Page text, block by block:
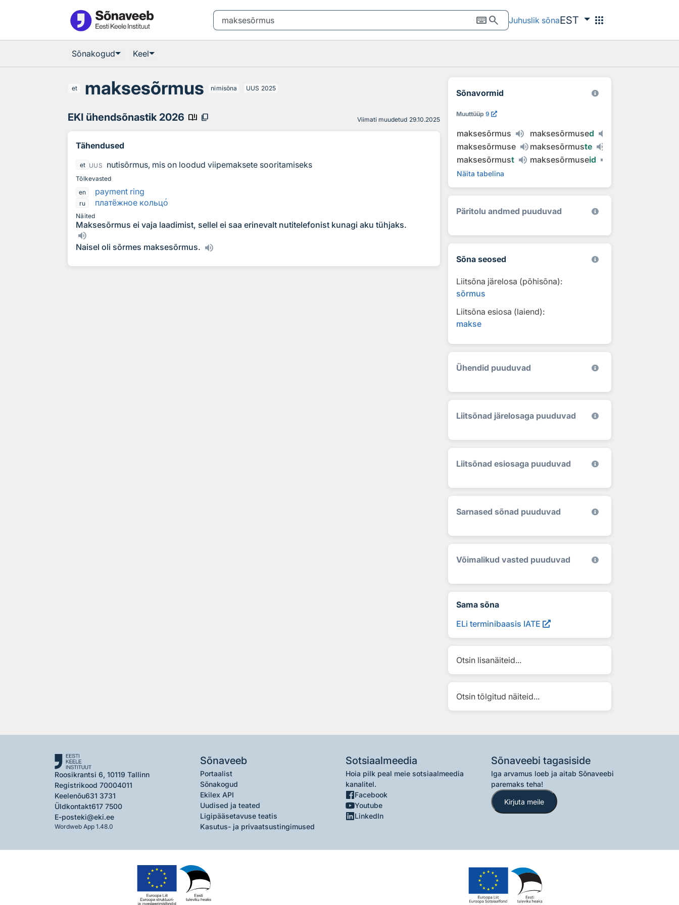
keyboardsearch Juhuslik sõnaEST apps
Sõnakogud Keel
et maksesõrmus nimisõna UUS 2025
EKI ühendsõnastik 2026 book_ribbon content_copy Viimati muudetud 29.10.2025
Tähendused
et UUS nutisõrmus, mis on loodud viipemaksete sooritamiseks
Tõlkevasted
en
payment ring
ru платёжное кольцо
Näited
Maksesõrmus ei vaja laadimist, sellel ei saa erinevalt nutitelefonist kunagi aku tühjaks.
Naisel oli sõrmes maksesõrmus.
Sõnavormid
Muuttüüp 9
maksesõrmus maksesõrmused
maksesõrmuse
maksesõrmuste
maksesõrmust maksesõrmuseid
Näita tabelina
Päritolu andmed puuduvad
Sõna seosed
Liitsõna järelosa (põhisõna):
sõrmus
Liitsõna esiosa (laiend):
makse
Ühendid puuduvad
Liitsõnad järelosaga puuduvad
Liitsõnad esiosaga puuduvad
Sarnased sõnad puuduvad
Võimalikud vasted puuduvad
Sama sõna
ELi terminibaasis IATE
Otsin lisanäiteid...
Otsin tõlgitud näiteid...
Roosikrantsi 6, 10119 Tallinn
Registrikood 70004011
Keelenõu631 3731
Üldkontakt617 7500
E-posteki@eki.ee
Wordweb App 1.48.0
Sõnaveeb
Portaalist
Sõnakogud
Ekilex API
Uudised ja teated
Ligipääsetavuse teatis
Kasutus- ja privaatsustingimused
Sotsiaalmeedia
Hoia pilk peal meie sotsiaalmeedia
kanalitel.
Facebook
Youtube
LinkedIn
Sõnaveebi tagasiside
Iga arvamus loeb ja aitab Sõnaveebi
paremaks teha!
Kirjuta meile